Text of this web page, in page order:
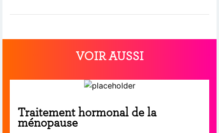
VOIR AUSSI
Traitement hormonal de la
ménopause